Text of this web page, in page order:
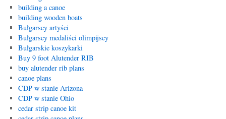
building a canoe
building wooden boats
Bułgarscy artyści
Bułgarscy medaliści olimpijscy
Bułgarskie koszykarki
Buy 9 foot Alutender RIB
buy alutender rib plans
canoe plans
CDP w stanie Arizona
CDP w stanie Ohio
cedar strip canoe kit